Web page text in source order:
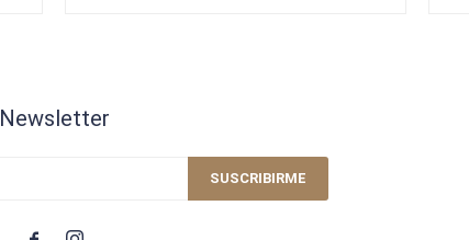
Newsletter
SUSCRIBIRME